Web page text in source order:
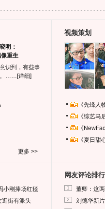
明：
重生
识到，有些事
。…… [详细]
更多 >>
视频策划
《先锋
《综艺
《
《夏日
小刚捧场红毯
逛街有派头
网友评论排行
1 董卿：这
2 刘德华新